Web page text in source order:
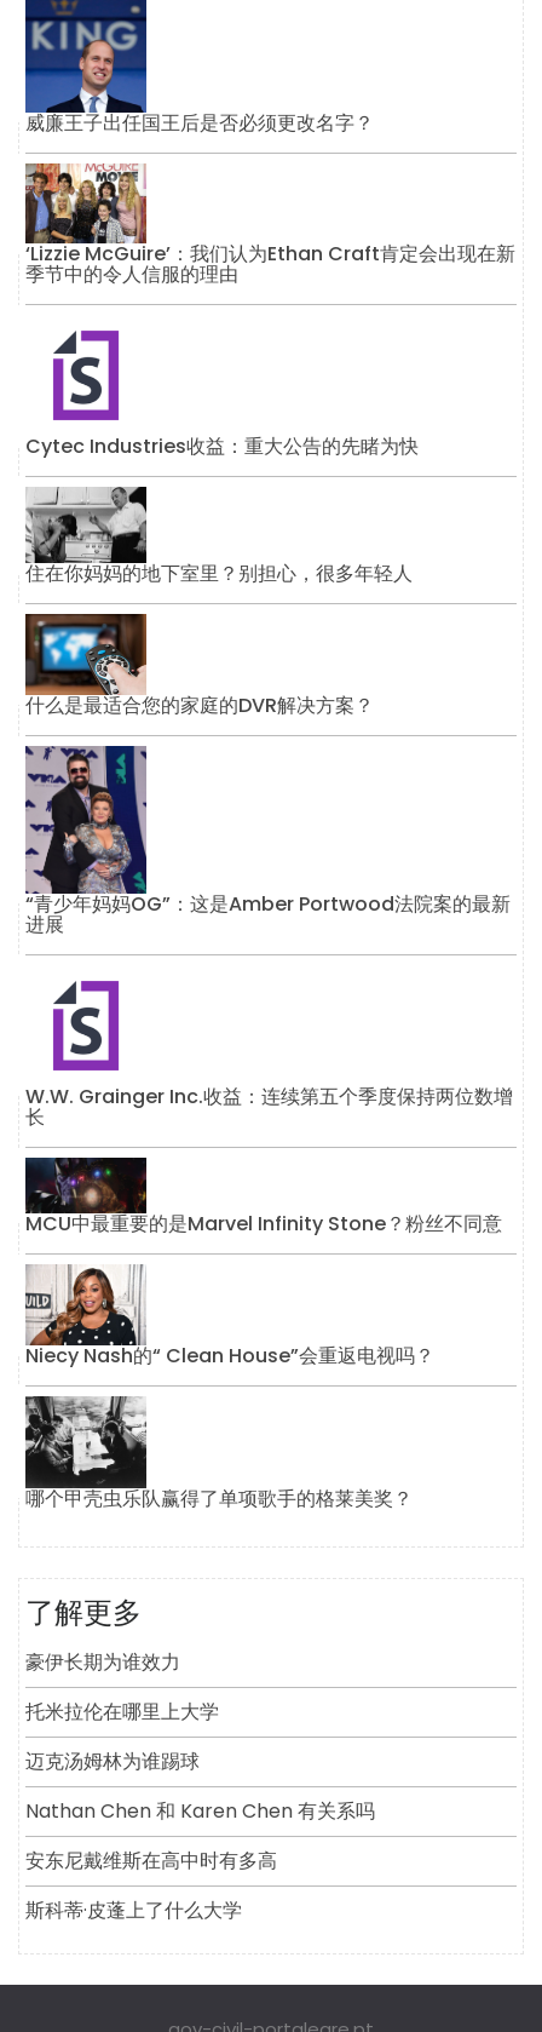
威廉王子出任国王后是否必须更改名字？
‘Lizzie McGuire’：我们认为Ethan Craft肯定会出现在新
季节中的令人信服的理由
Cytec Industries收益：重大公告的先睹为快
住在你妈妈的地下室里？别担心，很多年轻人
什么是最适合您的家庭的DVR解决方案？
“青少年妈妈OG”：这是Amber Portwood法院案的最新
进展
W.W. Grainger Inc.收益：连续第五个季度保持两位数增
长
MCU中最重要的是Marvel Infinity Stone？粉丝不同意
Niecy Nash的“ Clean House”会重返电视吗？
哪个甲壳虫乐队赢得了单项歌手的格莱美奖？
了解更多
豪伊长期为谁效力
托米拉伦在哪里上大学
迈克汤姆林为谁踢球
Nathan Chen 和 Karen Chen 有关系吗
安东尼戴维斯在高中时有多高
斯科蒂·皮蓬上了什么大学